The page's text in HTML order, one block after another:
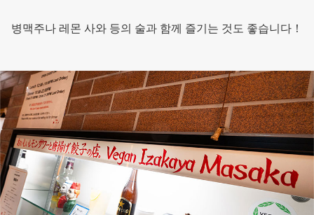
병맥주나 레몬 사와 등의 술과 함께 즐기는 것도 좋습니다！